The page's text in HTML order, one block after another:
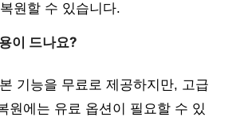
원할 수 있습니다.
이 드나요?
기능을 무료로 제공하지만, 고급
원에는 유료 옵션이 필요할 수 있